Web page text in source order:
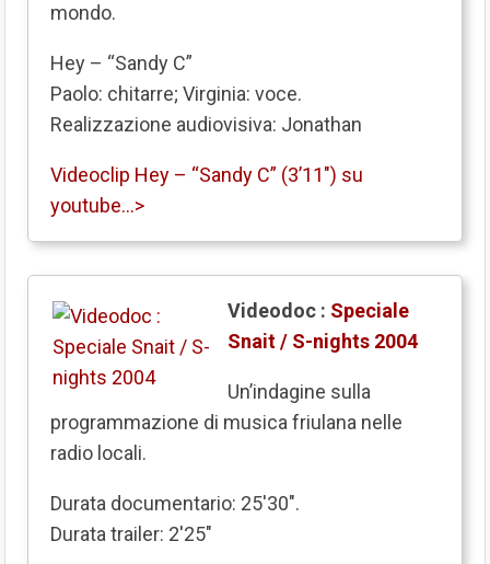
mondo.
Hey – “Sandy C”
Paolo: chitarre; Virginia: voce.
Realizzazione audiovisiva: Jonathan
Videoclip Hey – “Sandy C” (3’11″) su
youtube…>
Videodoc : Speciale
Snait / S-nights 2004
Un’indagine sulla
programmazione di musica friulana nelle
radio locali.
Durata documentario: 25'30".
Durata trailer: 2'25"